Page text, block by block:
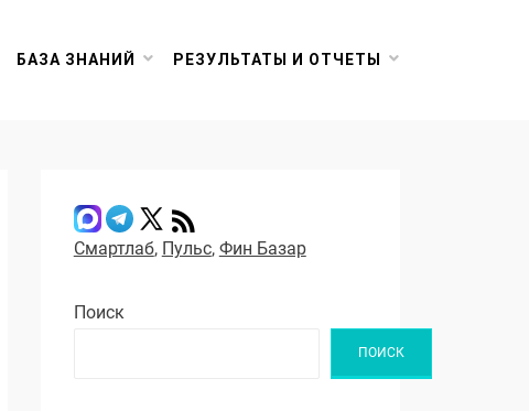
БАЗА ЗНАНИЙ РЕЗУЛЬТАТЫ И ОТЧЕТЫ
Смартлаб, Пульс, Фин Базар
Поиск
ПОИСК